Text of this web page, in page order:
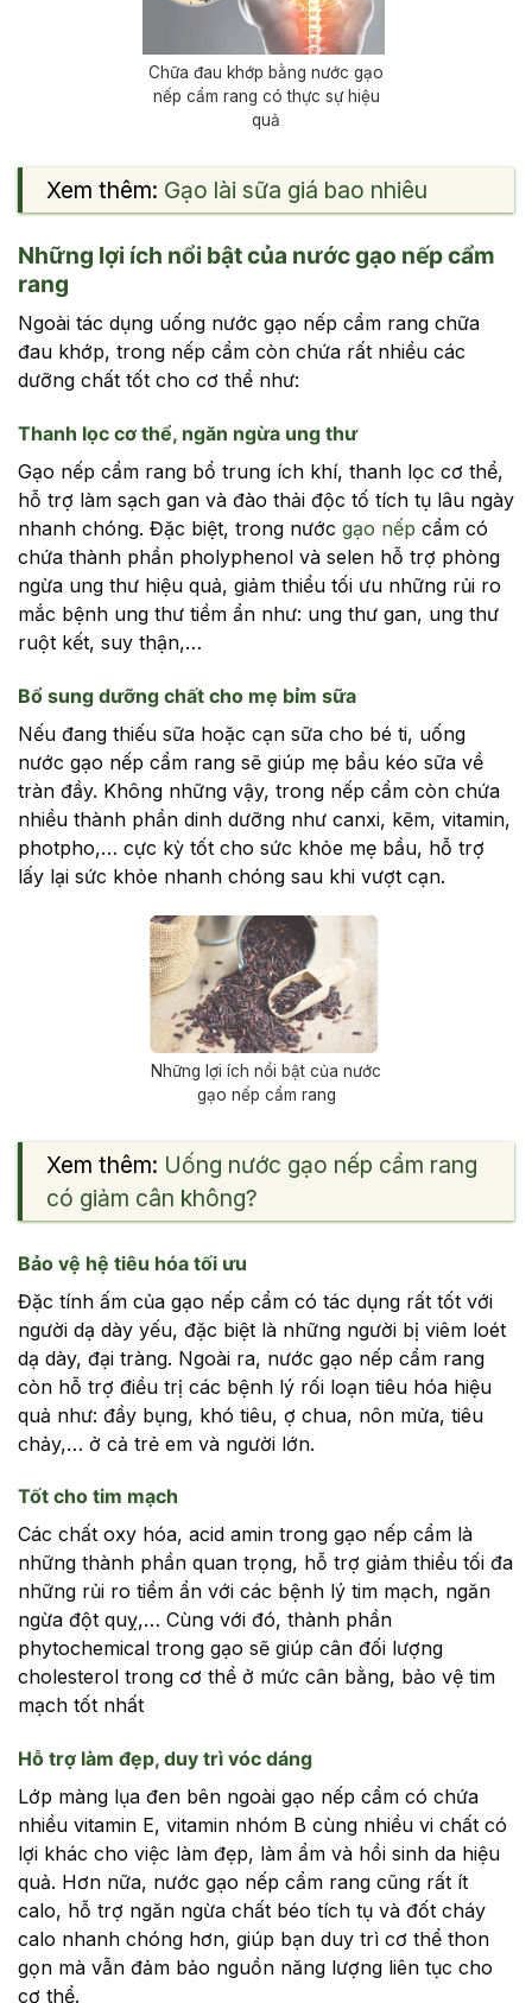
Chữa đau khớp bằng nước gạo
nếp cẩm rang có thực sự hiệu
quả
Xem thêm: Gạo lài sữa giá bao nhiêu
Những lợi ích nổi bật của nước gạo nếp cẩm
rang
Ngoài tác dụng uống nước gạo nếp cẩm rang chữa
đau khớp, trong nếp cẩm còn chứa rất nhiều các
dưỡng chất tốt cho cơ thể như:
Thanh lọc cơ thể, ngăn ngừa ung thư
Gạo nếp cẩm rang bổ trung ích khí, thanh lọc cơ thể,
hỗ trợ làm sạch gan và đào thải độc tố tích tụ lâu ngày
nhanh chóng. Đặc biệt, trong nước gạo nếp cẩm có
chứa thành phần pholyphenol và selen hỗ trợ phòng
ngừa ung thư hiệu quả, giảm thiểu tối ưu những rủi ro
mắc bệnh ung thư tiềm ẩn như: ung thư gan, ung thư
ruột kết, suy thận,…
Bổ sung dưỡng chất cho mẹ bỉm sữa
Nếu đang thiếu sữa hoặc cạn sữa cho bé ti, uống
nước gạo nếp cẩm rang sẽ giúp mẹ bầu kéo sữa về
tràn đầy. Không những vậy, trong nếp cẩm còn chứa
nhiều thành phần dinh dưỡng như canxi, kẽm, vitamin,
photpho,… cực kỳ tốt cho sức khỏe mẹ bầu, hỗ trợ
lấy lại sức khỏe nhanh chóng sau khi vượt cạn.
Những lợi ích nổi bật của nước
gạo nếp cẩm rang
Xem thêm: Uống nước gạo nếp cẩm rang
có giảm cân không?
Bảo vệ hệ tiêu hóa tối ưu
Đặc tính ấm của gạo nếp cẩm có tác dụng rất tốt với
người dạ dày yếu, đặc biệt là những người bị viêm loét
dạ dày, đại tràng. Ngoài ra, nước gạo nếp cẩm rang
còn hỗ trợ điều trị các bệnh lý rối loạn tiêu hóa hiệu
quả như: đầy bụng, khó tiêu, ợ chua, nôn mửa, tiêu
chảy,… ở cả trẻ em và người lớn.
Tốt cho tim mạch
Các chất oxy hóa, acid amin trong gạo nếp cẩm là
những thành phần quan trọng, hỗ trợ giảm thiểu tối đa
những rủi ro tiềm ẩn với các bệnh lý tim mạch, ngăn
ngừa đột quỵ,… Cùng với đó, thành phần
phytochemical trong gạo sẽ giúp cân đối lượng
cholesterol trong cơ thể ở mức cân bằng, bảo vệ tim
mạch tốt nhất
Hỗ trợ làm đẹp, duy trì vóc dáng
Lớp màng lụa đen bên ngoài gạo nếp cẩm có chứa
nhiều vitamin E, vitamin nhóm B cùng nhiều vi chất có
lợi khác cho việc làm đẹp, làm ẩm và hồi sinh da hiệu
quả. Hơn nữa, nước gạo nếp cẩm rang cũng rất ít
calo, hỗ trợ ngăn ngừa chất béo tích tụ và đốt cháy
calo nhanh chóng hơn, giúp bạn duy trì cơ thể thon
gọn mà vẫn đảm bảo nguồn năng lượng liên tục cho
cơ thể.